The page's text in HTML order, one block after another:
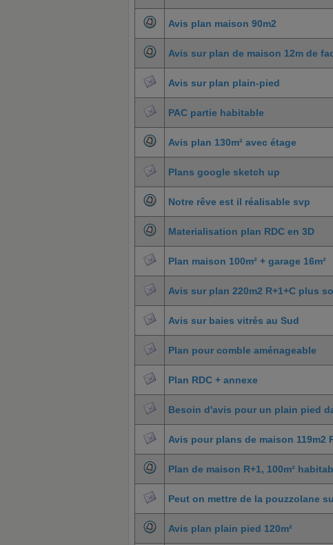
Avis plan maison 90m2
Avis sur plan de maison 12m de
Avis sur plan plain-pied
PAC partie habitable
Avis plan 130m² avec étage
Plans google sketch up
Notre rêve est il réalisable svp
Materialisation plan RDC en 3D
Plan maison 100m² + garage 16m²
Avis sur plan 220m2 R+1+C plus
Avis sur baies vitrés au Sud
Plan pour comble aménageable
Plan RDC + annexe
Besoin d'avis pour un plain pied
Avis pour plans de maison 119m2
Plan de maison R+1, 100m²
Peut on mettre de la pouzzolane
Avis plan plain pied 120m²